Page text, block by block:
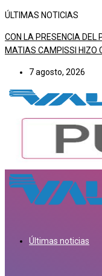
ÚLTIMAS NOTICIAS
CON LA PRESENCIA DEL
MATIAS CAMPISSI HIZO
7 agosto, 2026
Últimas noticias